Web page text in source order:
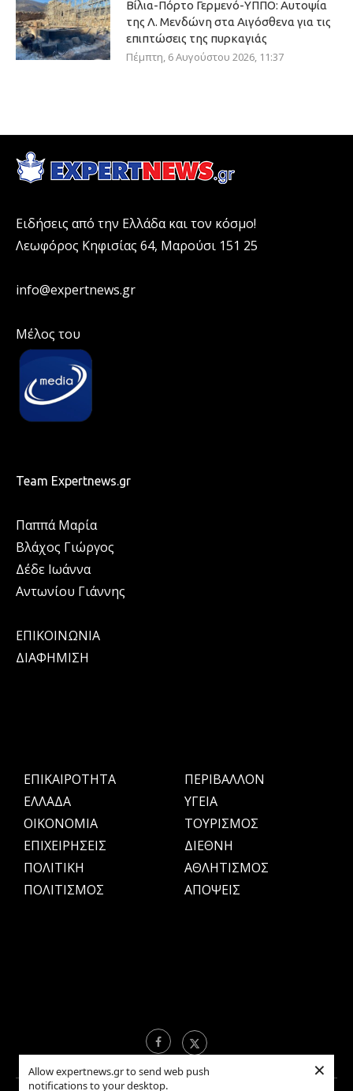
Allow expertnews.gr to send web push
notifications to your desktop.
×
Βίλια-Πόρτο Γερμενό-ΥΠΠΟ: Αυτοψία
της Λ. Μενδώνη στα Αιγόσθενα για τις
επιπτώσεις της πυρκαγιάς
Πέμπτη, 6 Αυγούστου 2026, 11:37
Ειδήσεις από την Ελλάδα και τον κόσμο!
Λεωφόρος Κηφισίας 64, Μαρούσι 151 25
info@expertnews.gr
Μέλος του
Team Expertnews.gr
Παππά Μαρία
Βλάχος Γιώργος
Δέδε Ιωάννα
Αντωνίου Γιάννης
ΕΠΙΚΟΙΝΩΝΙΑ
ΔΙΑΦΗΜΙΣΗ
ΕΠΙΚΑΙΡΟΤΗΤΑ
ΕΛΛΑΔΑ
OIKONOMIA
ΕΠΙΧΕΙΡΗΣΕΙΣ
ΠΟΛΙΤΙΚΗ
ΠΟΛΙΤΙΣΜΟΣ
ΠΕΡΙΒΑΛΛΟΝ
ΥΓΕΙΑ
ΤΟΥΡΙΣΜΟΣ
ΔΙΕΘΝΗ
ΑΘΛΗΤΙΣΜΟΣ
ΑΠΟΨΕΙΣ